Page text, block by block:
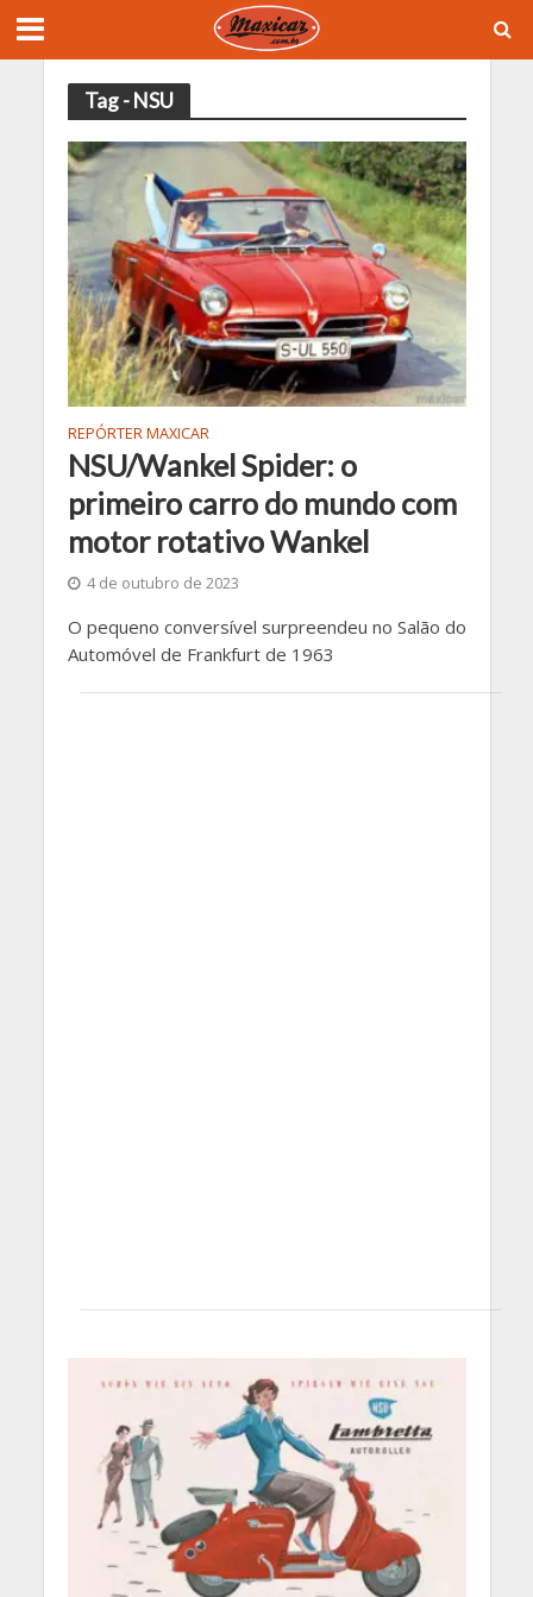
Tag - NSU
REPÓRTER MAXICAR
NSU/Wankel Spider: o
primeiro carro do mundo com
motor rotativo Wankel
4 de outubro de 2023
O pequeno conversível surpreendeu no Salão do
Automóvel de Frankfurt de 1963